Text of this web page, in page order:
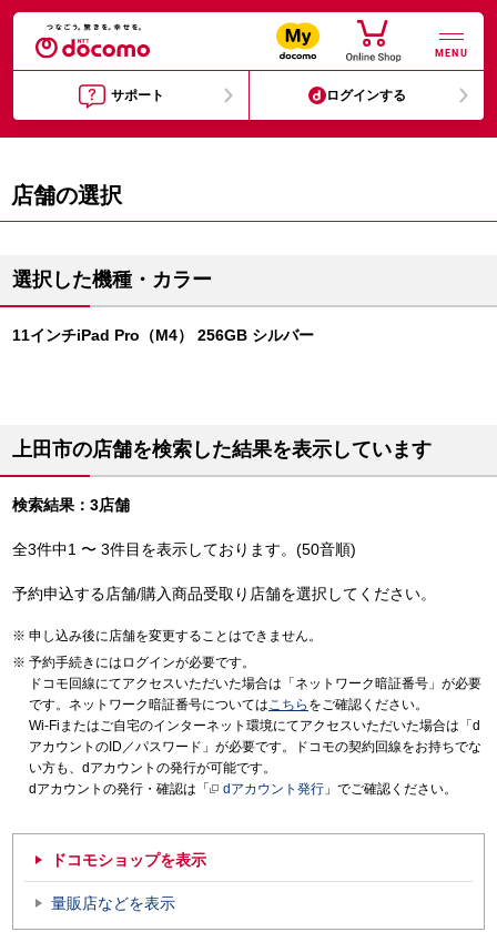
MENU
サポート ログインする
店舗の選択
選択した機種・カラー
11インチiPad Pro（M4） 256GB シルバー
上田市の店舗を検索した結果を表示しています
検索結果：3店舗
全3件中1 〜 3件目を表示しております。(50音順)
予約申込する店舗/購入商品受取り店舗を選択してください。
申し込み後に店舗を変更することはできません。
予約手続きにはログインが必要です。
ドコモ回線にてアクセスいただいた場合は「ネットワーク暗証番号」が必要
です。ネットワーク暗証番号についてはこちら をご確認ください。
Wi-Fiまたはご自宅のインターネット環境にてアクセスいただいた場合は「d
アカウントのID／パスワード」が必要です。ドコモの契約回線をお持ちでな
い方も、dアカウントの発行が可能です。
dアカウントの発行・確認は「
dアカウント発行 」でご確認ください。
ドコモショップを表示
量販店などを表示